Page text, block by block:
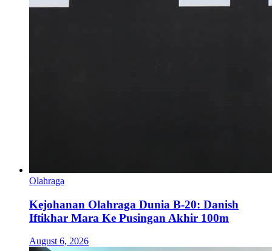
Olahraga
Kejohanan Olahraga Dunia B-20: Danish
Iftikhar Mara Ke Pusingan Akhir 100m
August 6, 2026